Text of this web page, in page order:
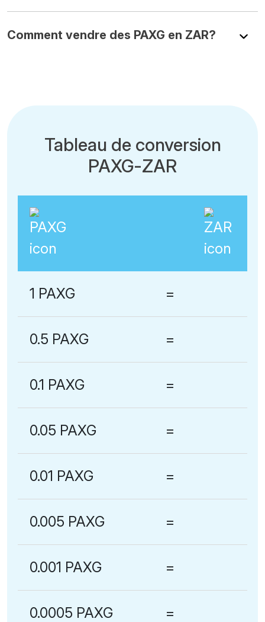
Comment vendre des PAXG en ZAR?
Tableau de conversion
PAXG-ZAR
1 PAXG =
0.5 PAXG =
0.1 PAXG =
0.05 PAXG =
0.01 PAXG =
0.005 PAXG =
0.001 PAXG =
0.0005 PAXG =